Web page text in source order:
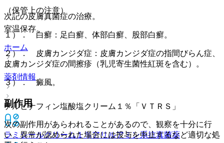
（保管上の注意）
室温保存。
ホーム
薬剤情報
テルビナフィン塩酸塩クリーム１％「ＶＴＲＳ」
ラミシールクリーム１％アリルアミン系抗真菌薬
次記の皮膚真菌症の治療。
１）． 白癬：足白癬、体部白癬、股部白癬。
２）． 皮膚カンジダ症：皮膚カンジダ症の指間びらん症、
皮膚カンジダ症の間擦疹（乳児寄生菌性紅斑を含む）。
３）． 癜風。
副作用
次の副作用があらわれることがあるので、観察を十分に行
い、異常が認められた場合には投与を中止するなど適切な処